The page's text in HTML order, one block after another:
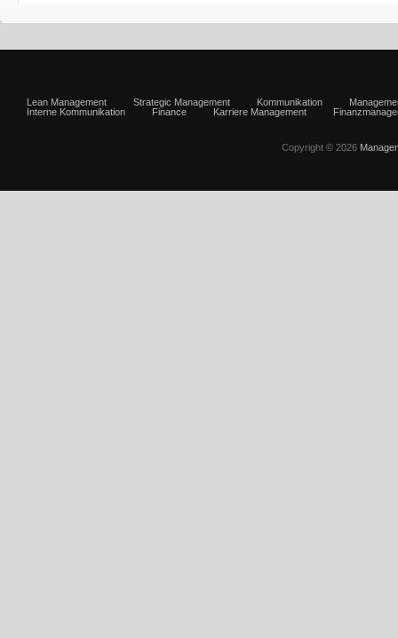
Lean Management Strategic Management Kommunikation
Interne Kommunikation
Finance Karriere Management
Copyright © 2026